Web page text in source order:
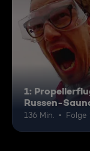
1:
Russen-
136 Min. Folge